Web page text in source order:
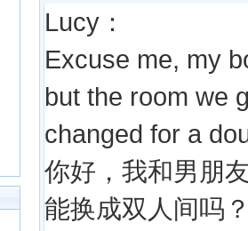
Lucy：
Excuse me, my
but the room we
changed for a
你好，我和男朋
能换成双人间吗